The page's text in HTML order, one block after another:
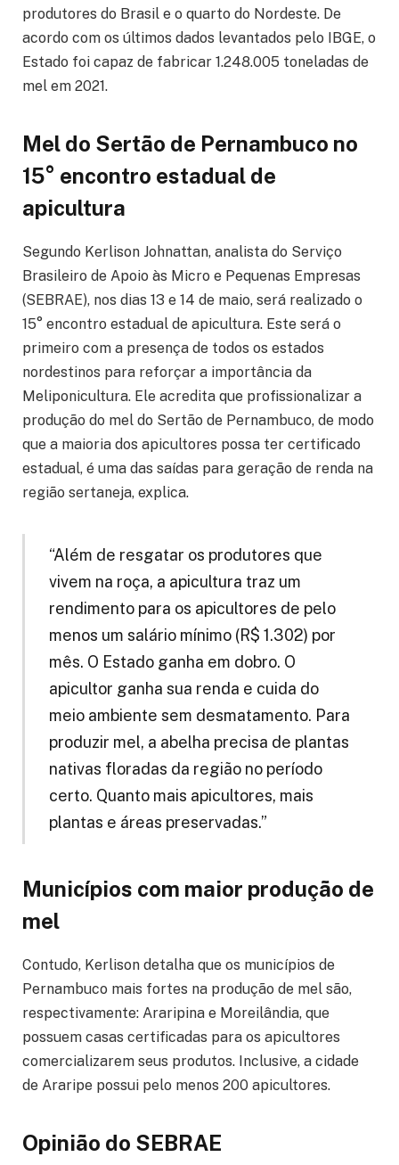
produtores do Brasil e o quarto do Nordeste. De
acordo com os últimos dados levantados pelo IBGE, o
Estado foi capaz de fabricar 1.248.005 toneladas de
mel em 2021.
Mel do Sertão de Pernambuco no
15° encontro estadual de
apicultura
Segundo Kerlison Johnattan, analista do Serviço
Brasileiro de Apoio às Micro e Pequenas Empresas
(SEBRAE), nos dias 13 e 14 de maio, será realizado o
15° encontro estadual de apicultura. Este será o
primeiro com a presença de todos os estados
nordestinos para reforçar a importância da
Meliponicultura. Ele acredita que profissionalizar a
produção do mel do Sertão de Pernambuco, de modo
que a maioria dos apicultores possa ter certificado
estadual, é uma das saídas para geração de renda na
região sertaneja, explica.
“Além de resgatar os produtores que
vivem na roça, a apicultura traz um
rendimento para os apicultores de pelo
menos um salário mínimo (R$ 1.302) por
mês. O Estado ganha em dobro. O
apicultor ganha sua renda e cuida do
meio ambiente sem desmatamento. Para
produzir mel, a abelha precisa de plantas
nativas floradas da região no período
certo. Quanto mais apicultores, mais
plantas e áreas preservadas.”
Municípios com maior produção de
mel
Contudo, Kerlison detalha que os municípios de
Pernambuco mais fortes na produção de mel são,
respectivamente: Araripina e Moreilândia, que
possuem casas certificadas para os apicultores
comercializarem seus produtos. Inclusive, a cidade
de Araripe possui pelo menos 200 apicultores.
Opinião do SEBRAE